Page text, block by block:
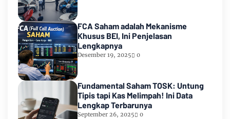
FCA Saham adalah Mekanisme
Khusus BEI, Ini Penjelasan
Lengkapnya
Desember 19, 2025 0
Fundamental Saham TOSK: Untung
Tipis tapi Kas Melimpah! Ini Data
Lengkap Terbarunya
September 26, 2025 0